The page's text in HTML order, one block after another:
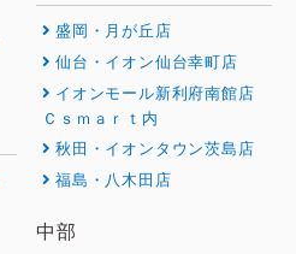
盛岡・月が丘店
仙台・イオン仙台幸町店
イオンモール新利府南館店
Ｃｓｍａｒｔ内
秋田・イオンタウン茨島店
福島・八木田店
中部